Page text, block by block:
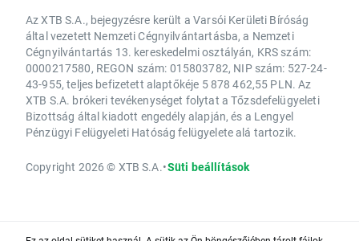
Az XTB S.A., bejegyzésre került a Varsói Kerületi Bíróság
által vezetett Nemzeti Cégnyilvántartásba, a Nemzeti
Cégnyilvántartás 13. kereskedelmi osztályán, KRS szám:
0000217580, REGON szám: 015803782, NIP szám: 527-24-
43-955, teljes befizetett alaptőkéje 5 878 462,55 PLN. Az
XTB S.A. brókeri tevékenységet folytat a Tőzsdefelügyeleti
Bizottság által kiadott engedély alapján, és a Lengyel
Pénzügyi Felügyeleti Hatóság felügyelete alá tartozik.
Copyright 2026 © XTB S.A.•Süti beállítások